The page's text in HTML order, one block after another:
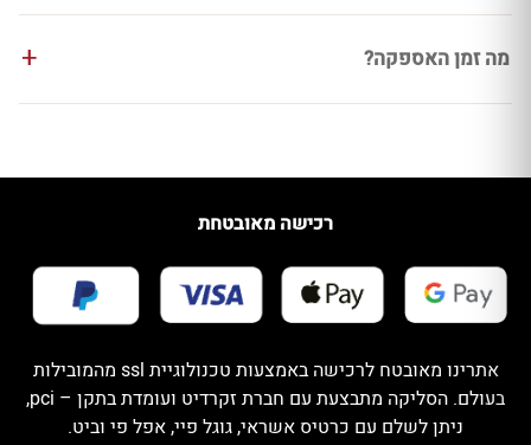
מה זמן האספקה?
רכישה מאובטחת
אתרינו מאובטח לרכישה באמצעות טכנולוגיית ssl מהמובילות
בעולם. הסליקה מתבצעת עם חברת זקרדיט ועומדת בתקן – pci,
ניתן לשלם עם כרטיס אשראי, גוגל פיי, אפל פי וביט.